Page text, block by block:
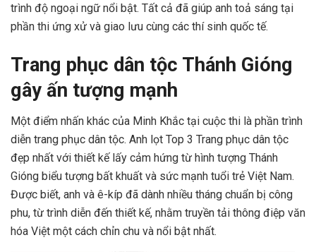
trình độ ngoại ngữ nổi bật. Tất cả đã giúp anh toả sáng tại
phần thi ứng xử và giao lưu cùng các thí sinh quốc tế.
Trang phục dân tộc Thánh Gióng
gây ấn tượng mạnh
Một điểm nhấn khác của Minh Khắc tại cuộc thi là phần trình
diễn trang phục dân tộc. Anh lọt Top 3 Trang phục dân tộc
đẹp nhất với thiết kế lấy cảm hứng từ hình tượng Thánh
Gióng biểu tượng bất khuất và sức mạnh tuổi trẻ Việt Nam.
Được biết, anh và ê-kíp đã dành nhiều tháng chuẩn bị công
phu, từ trình diễn đến thiết kế, nhằm truyền tải thông điệp văn
hóa Việt một cách chỉn chu và nổi bật nhất.